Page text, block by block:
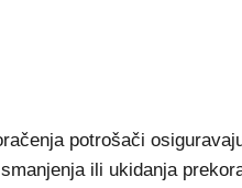
potrošači
ili ukidanja